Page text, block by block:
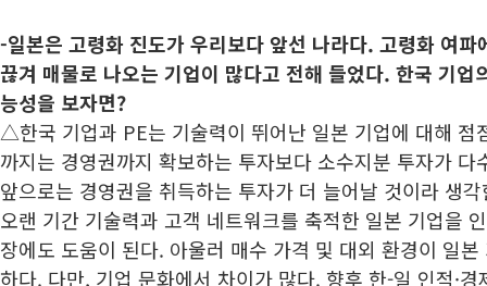
-일본은 고령화 진도가 우리보다 앞선 나라다. 고령화 여파
끊겨 매물로 나오는 기업이 많다고 전해 들었다. 한국 기업
능성을 보자면?
△한국 기업과 PE는 기술력이 뛰어난 일본 기업에 대해 점
까지는 경영권까지 확보하는 투자보다 소수지분 투자가 다
앞으로는 경영권을 취득하는 투자가 더 늘어날 것이라 생
오랜 기간 기술력과 고객 네트워크를 축적한 일본 기업을
장에도 도움이 된다. 아울러 매수 가격 및 대외 환경이 일
하다. 다만, 기업 문화에서 차이가 많다. 향후 한-일 인적·경